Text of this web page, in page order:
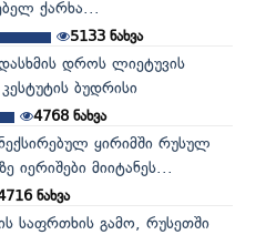
ქარხა...
5133 ნახვა
დროს ლიეტუვის
ბუდრისი
4768ნახვა
ყირიმში რუსულ
იერიშები მიიტანეს...
ნახვა
საფრთხის გამო, რუსეთში